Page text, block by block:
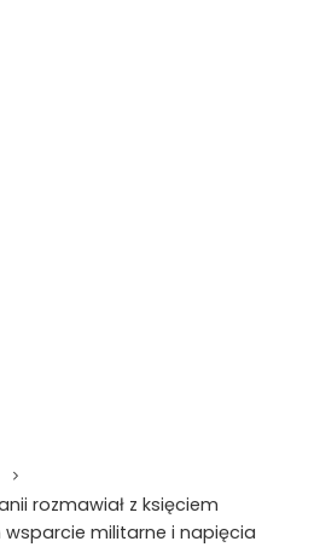
rozmawiał z księciem
militarne i napięcia